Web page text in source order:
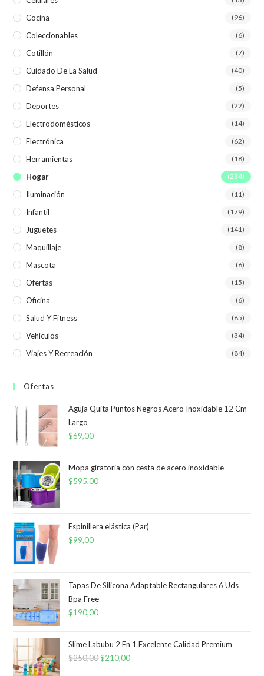
Cocina (96)
Coleccionables (6)
Cotillón (7)
Cuidado De La Salud (40)
Defensa Personal (5)
Deportes (22)
Electrodomésticos (14)
Electrónica (62)
Herramientas (18)
Hogar (234)
Iluminación (11)
Infantil (179)
Juguetes (141)
Maquillaje (8)
Mascota (6)
Ofertas (15)
Oficina (6)
Salud Y Fitness (85)
Vehículos (34)
Viajes Y Recreación (84)
Ofertas
Aguja Quita Puntos Negros Acero Inoxidable 12 Cm
Largo
$69,00
Mopa giratoria con cesta de acero inoxidable
$595,00
Espinillera elástica (Par)
$99,00
Tapas De Silicona Adaptable Rectangulares 6 Uds
Bpa Free
$190,00
Slime Labubu 2 En 1 Excelente Calidad Premium
$250,00El
$210,00El